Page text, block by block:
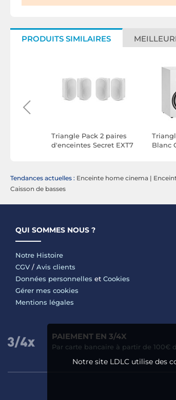
PRODUITS SIMILAIRES
Triangle Pack 2 paires
d'enceintes Secret EXT7
Blanc
Tendances actuelles : Enceinte home cinema |
Caisson de basses
QUI SOMMES NOUS ?
Notre Histoire
CGV / Avis clients
Données personnelles et Cookies
Gérer mes cookies
Mentions légales
PAIEMENT EN 3/4X
Par carte bancaire à partir de 100€
Notre site LDLC utilise des